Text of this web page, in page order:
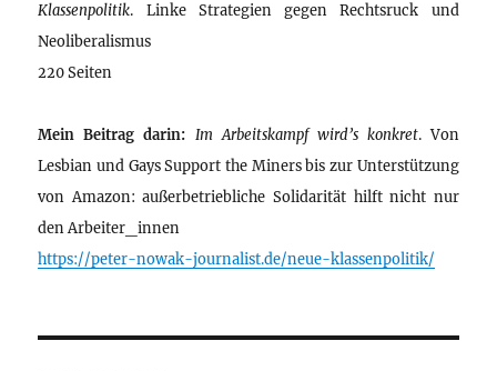
Klassenpolitik. Linke Strategien gegen Rechtsruck und
Neoliberalismus
220 Seiten
Mein Beitrag darin: Im Arbeitskampf wird’s konkret. Von
Lesbian und Gays Support the Miners bis zur Unterstützung
von Amazon: außerbetriebliche Solidarität hilft nicht nur
den Arbeiter_innen
https://peter-nowak-journalist.de/neue-klassenpolitik/